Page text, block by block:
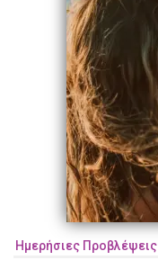
Ημερήσιες Προβλέψεις